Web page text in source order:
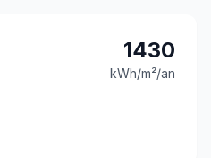
1430
kWh/m²/an